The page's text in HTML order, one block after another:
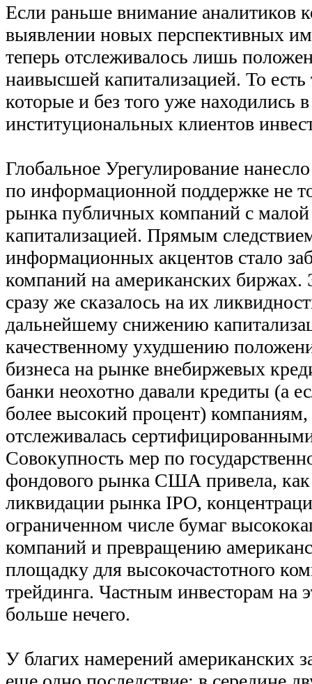
Если раньше внимание аналитиков
выявлении новых перспективных
теперь отслеживалось лишь
наивысшей капитализацией. То
которые и без того уже находились
институциональных клиентов
Глобальное Урегулирование
по информационной поддержке не
рынка публичных компаний с малой
капитализацией. Прямым
информационных акцентов стало
компаний на американских биржах.
сразу же сказалось на их
дальнейшему снижению
качественному ухудшению
бизнеса на рынке внебиржевых
банки неохотно давали кредиты (а
более высокий процент) компаниям,
отслеживалась
Совокупность мер по
фондового рынка США привела,
ликвидации рынка IPO,
ограниченном числе бумаг
компаний и превращению
площадку для высокочастотного
трейдинга. Частным инвесторам на
больше нечего.
У благих намерений американских